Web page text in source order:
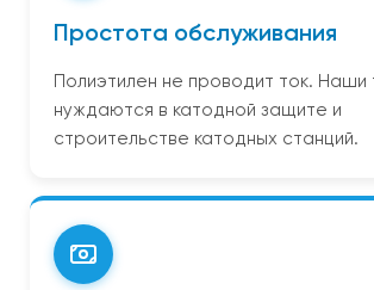
Простота обслуживания
Полиэтилен не проводит ток. Наши
нуждаются в катодной защите и
строительстве катодных станций.